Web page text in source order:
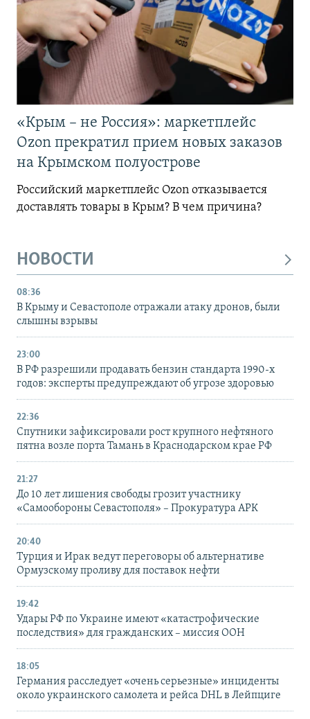
«Крым – не Россия»: маркетплейс
Ozon прекратил прием новых заказов
на Крымском полуострове
Российский маркетплейс Ozon отказывается
доставлять товары в Крым? В чем причина?
НОВОСТИ
08:36
В Крыму и Севастополе отражали атаку дронов, были
слышны взрывы
23:00
В РФ разрешили продавать бензин стандарта 1990-х
годов: эксперты предупреждают об угрозе здоровью
22:36
Спутники зафиксировали рост крупного нефтяного
пятна возле порта Тамань в Краснодарском крае РФ
21:27
До 10 лет лишения свободы грозит участнику
«Самообороны Севастополя» – Прокуратура АРК
20:40
Турция и Ирак ведут переговоры об альтернативе
Ормузскому проливу для поставок нефти
19:42
Удары РФ по Украине имеют «катастрофические
последствия» для гражданских – миссия ООН
18:05
Германия расследует «очень серьезные» инциденты
около украинского самолета и рейса DHL в Лейпциге